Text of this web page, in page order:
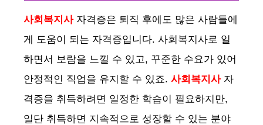
사회복지사자격증은 퇴직 후에도 많은 사람들에
게 도움이 되는 자격증입니다. 사회복지사로 일
하면서 보람을 느낄 수 있고, 꾸준한 수요가 있어
안정적인 직업을 유지할 수 있죠. 사회복지사자
격증을 취득하려면 일정한 학습이 필요하지만,
일단 취득하면 지속적으로 성장할 수 있는 분야